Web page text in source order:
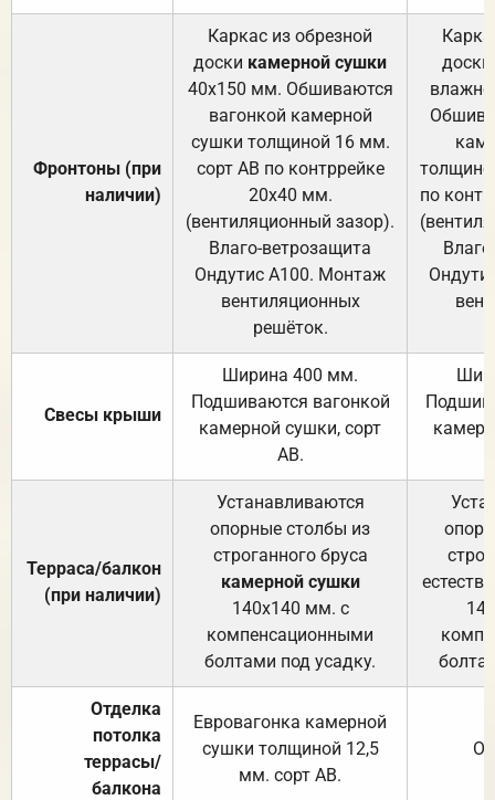
Фронтоны (при
наличии)
Каркас из обрезной
доски камерной сушки
40х150 мм. Обшиваются
вагонкой камерной
сушки толщиной 16 мм.
сорт АВ по контррейке
20х40 мм.
(вентиляционный зазор).
Влаго-ветрозащита
Ондутис А100. Монтаж
вентиляционных
решёток.
доски
по
Свесы крыши
Ширина 400 мм.
Подшиваются вагонкой
камерной сушки, сорт
АВ.
Терраса/балкон
(при наличии)
Устанавливаются
опорные столбы из
строганного бруса
камерной сушки
140х140 мм. с
компенсационными
болтами под усадку.
Отделка
потолка
террасы/
балкона
Евровагонка камерной
сушки толщиной 12,5
мм. сорт АВ.